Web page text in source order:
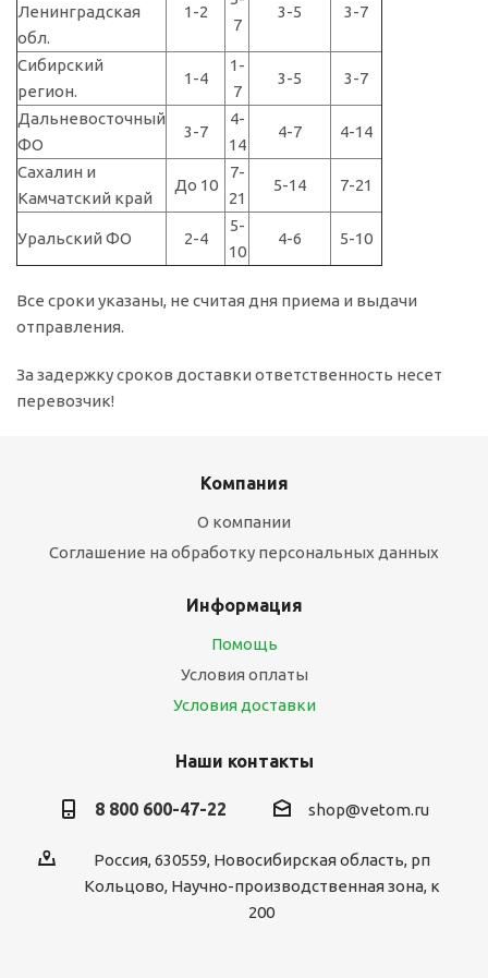
Ленинградская
обл.
1-2
7
3-5 3-7
Сибирский
регион.
1-4
1-
7
3-5 3-7
Дальневосточный
ФО
3-7
4-
14
4-7 4-14
Сахалин и
Камчатский край
До 10
7-
21
5-14 7-21
Уральский ФО 2-4
5-
10
4-6 5-10
Все сроки указаны, не считая дня приема и выдачи
отправления.
За задержку сроков доставки ответственность несет
перевозчик!
Компания
О компании
Соглашение на обработку персональных данных
Информация
Помощь
Условия оплаты
Условия доставки
Наши контакты
8 800 600-47-22 shop@vetom.ru
Россия, 630559, Новосибирская область, рп
Кольцово, Научно-производственная зона, к
200